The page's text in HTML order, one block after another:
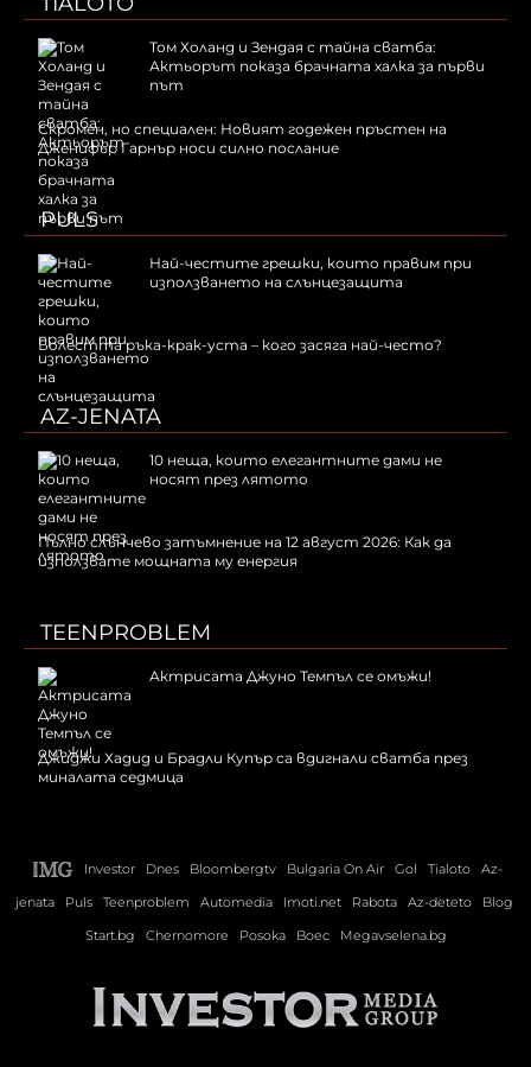
Том Холанд и Зендая с тайна сватба:
Актьорът показа брачната халка за първи
път
Скромен, но специален: Новият годежен пръстен на
Дженифър Гарнър носи силно послание
PULS
Най-честите грешки, които правим при
използването на слънцезащита
Болестта ръка-крак-уста – кого засяга най-често?
AZ-JENATA
10 неща, които елегантните дами не
носят през лятото
Пълно слънчево затъмнение на 12 август 2026: Как да
използвате мощната му енергия
TEENPROBLEM
Актрисата Джуно Темпъл се омъжи!
Джиджи Хадид и Брадли Купър са вдигнали сватба през
миналата седмица
Investor Dnes Bloombergtv Bulgaria On Air Gol Tialoto
Az-
jenata
Puls Teenproblem Automedia Imoti.net Rabota Az-deteto
Blog
Start.bg
Chernomore Posoka Boec Megavselena.bg